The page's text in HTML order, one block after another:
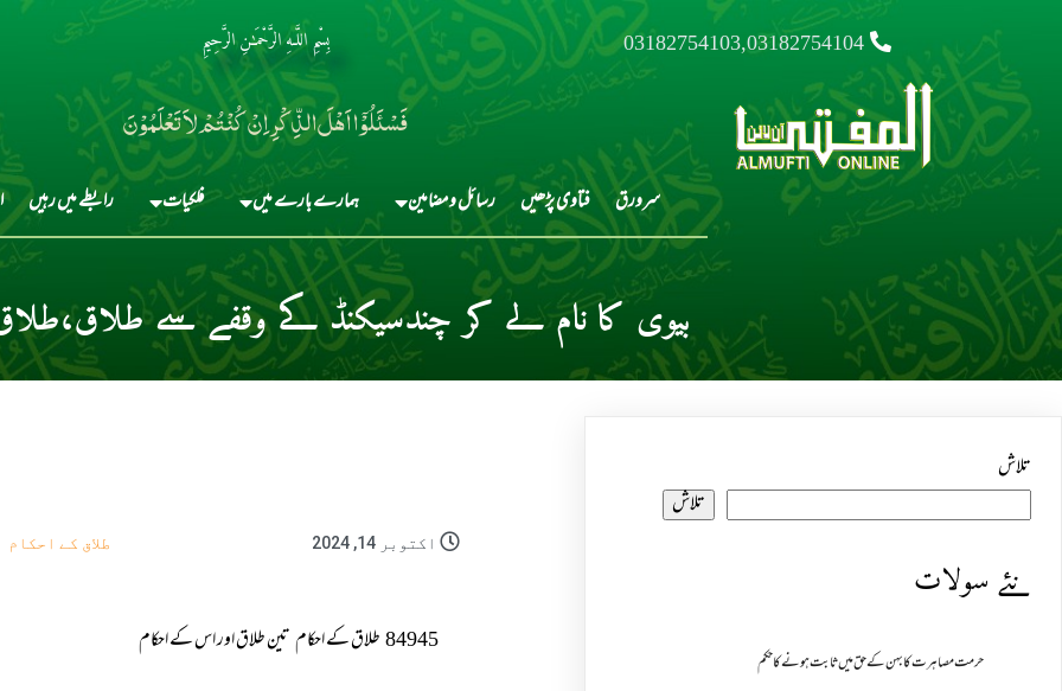
03182754103,03182754104 بِسْمِ اللَّـهِ الرَّحْمَـٰنِ الرَّحِيمِ
فَسْئَلُوْٓا اَہْلَ الذِّکْرِ اِنْ کُنْتُمْ لاَ تَعْلَمُوْنَ
سرورق فتاوی پڑھیں رسائل و مضامین ہمارے بارے میں فلکیات رابطے میں رہیں
بیوی کا نام لے کر چندسیکنڈ کے وقفے سے
اکتوبر 14, 2024 طلاق کے احکام
84945طلاق کے احکامتین طلاق اور اس کے احکام
تلاش
تلاش
نئے سولات
حرمت مصاہرت کا بہن کے حق میں ثابت ہونے کا حکم